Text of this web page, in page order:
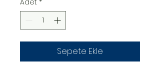
Adet *
Sepete Ekle